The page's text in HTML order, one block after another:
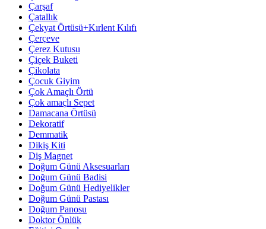
Çarşaf
Çatallık
Çekyat Örtüsü+Kırlent Kılıfı
Çerçeve
Çerez Kutusu
Çiçek Buketi
Çikolata
Çocuk Giyim
Çok Amaçlı Örtü
Çok amaçlı Sepet
Damacana Örtüsü
Dekoratif
Demmatik
Dikiş Kiti
Diş Magnet
Doğum Günü Aksesuarları
Doğum Günü Badisi
Doğum Günü Hediyelikler
Doğum Günü Pastası
Doğum Panosu
Doktor Önlük